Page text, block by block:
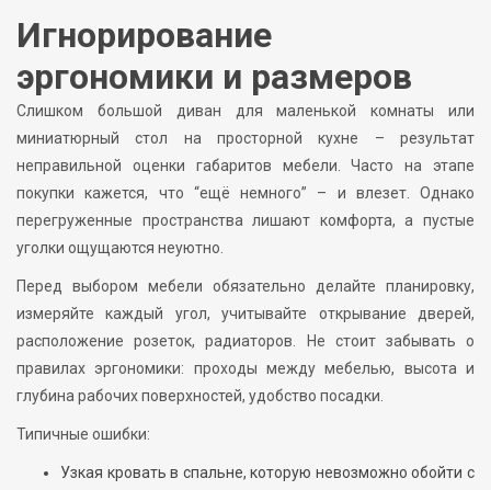
Игнорирование
эргономики и размеров
Слишком большой диван для маленькой комнаты или
миниатюрный стол на просторной кухне – результат
неправильной оценки габаритов мебели. Часто на этапе
покупки кажется, что “ещё немного” – и влезет. Однако
перегруженные пространства лишают комфорта, а пустые
уголки ощущаются неуютно.
Перед выбором мебели обязательно делайте планировку,
измеряйте каждый угол, учитывайте открывание дверей,
расположение розеток, радиаторов. Не стоит забывать о
правилах эргономики: проходы между мебелью, высота и
глубина рабочих поверхностей, удобство посадки.
Типичные ошибки:
Узкая кровать в спальне, которую невозможно обойти с